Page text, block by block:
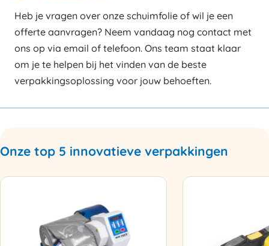
Heb je vragen over onze schuimfolie of wil je een
offerte aanvragen? Neem vandaag nog contact met
ons op via email of telefoon. Ons team staat klaar
om je te helpen bij het vinden van de beste
verpakkingsoplossing voor jouw behoeften.
Onze top 5 innovatieve verpakkingen